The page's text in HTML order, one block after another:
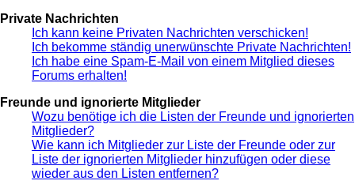
Private Nachrichten
Ich kann keine Privaten Nachrichten verschicken!
Ich bekomme ständig unerwünschte Private Nachrichten!
Ich habe eine Spam-E-Mail von einem Mitglied dieses
Forums erhalten!
Freunde und ignorierte Mitglieder
Wozu benötige ich die Listen der Freunde und ignorierten
Mitglieder?
Wie kann ich Mitglieder zur Liste der Freunde oder zur
Liste der ignorierten Mitglieder hinzufügen oder diese
wieder aus den Listen entfernen?